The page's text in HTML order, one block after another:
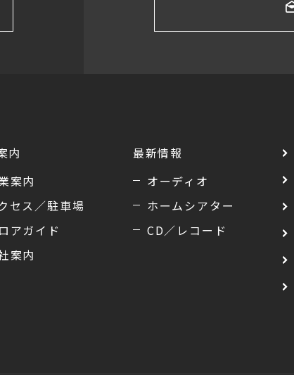
内
案内
セス／駐車場
アガイド
案内
最新情報
オーディオ
ホームシアター
CD／レコード